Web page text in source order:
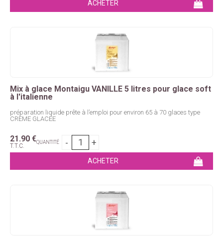
Mix à glace Montaigu VANILLE 5 litres pour glace soft
à l'italienne
préparation liquide prête à l’emploi pour environ 65 à 70 glaces type
CRÈME GLACÉE
21.90 €
T.T.C. QUANTITÉ